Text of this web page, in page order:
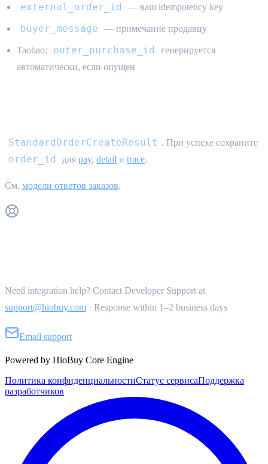
external_order_id — ваш idempotency key
buyer_message — примечание продавцу
Taobao: outer_purchase_id
генерируется
автоматически, если опущен
StandardOrderCreateResult . При успехе сохраните
order_id для pay, detail и trace.
См. модели ответов заказов.
Need integration help? Contact Developer Support at
support@hiobuy.com · Response within 1–2 business days
Email support
Powered by HioBuy Core Engine
Политика конфиденциальностиСтатус сервисаПоддержка
разработчиков